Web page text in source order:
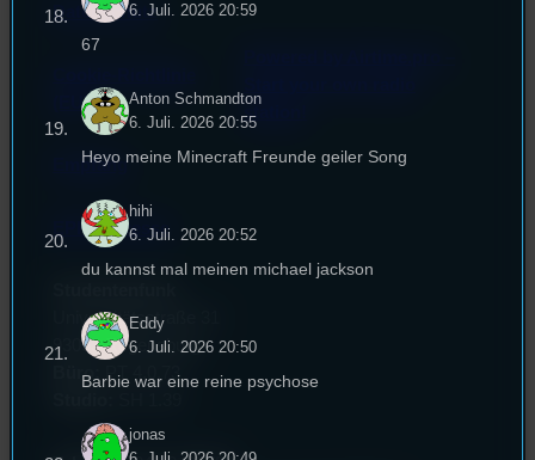
Datenschutz
(EU)
Empfang
EPK & Presse
station!
Universitätsstraße 31
93053 Regensburg
Büro:
PT 4.0.73
6. Juli. 2026 20:59
67
Anton Schmandton
6. Juli. 2026 20:55
Heyo meine Minecraft Freunde geiler Song
hihi
6. Juli. 2026 20:52
du kannst mal meinen michael jackson
Eddy
6. Juli. 2026 20:50
Barbie war eine reine psychose
jonas